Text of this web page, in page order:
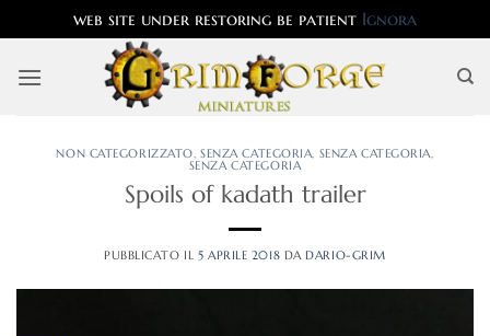
web site under restoring be patient Ignora
NON CATEGORIZZATO,SENZA CATEGORIA, SENZA CATEGORIA,
SENZA CATEGORIA
Spoils of kadath trailer
PUBBLICATO IL 5 APRILE 2018 DADARIO-GRIM